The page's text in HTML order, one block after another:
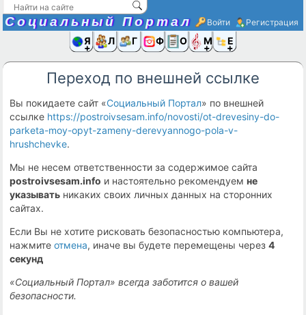
Социальный Портал Войти Регистрация
Я иЛюди
Группы
Фото Ещё
Переход по внешней ссылке
Вы покидаете сайт «Социальный Портал» по внешней
ссылке https://postroivsesam.info/novosti/ot-drevesiny-do-
parketa-moy-opyt-zameny-derevyannogo-pola-v-
hrushchevke.
Мы не несем ответственности за содержимое сайта
postroivsesam.info и настоятельно рекомендуемне
указывать никаких своих личных данных на сторонних
сайтах.
Если Вы не хотите рисковать безопасностью компьютера,
нажмитеотмена, иначе вы будете перемещены через4
секунд
«Социальный Портал» всегда заботится о вашей
безопасности.